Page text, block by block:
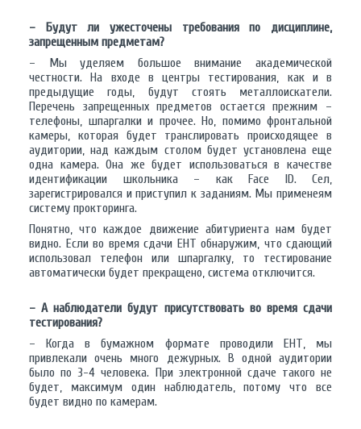
– Будут ли ужесточены требования по дисциплине,
запрещенным предметам?
– Мы уделяем большое внимание академической
честности. На входе в центры тестирования, как и в
предыдущие годы, будут стоять металлоискатели.
Перечень запрещенных предметов остается прежним –
телефоны, шпаргалки и прочее. Но, помимо фронтальной
камеры, которая будет транслировать происходящее в
аудитории, над каждым столом будет установлена еще
одна камера. Она же будет использоваться в качестве
идентификации школьника – как Face ID. Сел,
зарегистрировался и приступил к заданиям. Мы применеям
систему прокторинга.
Понятно, что каждое движение абитуриента нам будет
видно. Если во время сдачи ЕНТ обнаружим, что сдающий
использовал телефон или шпаргалку, то тестирование
автоматически будет прекращено, система отключится.
– А наблюдатели будут присутствовать во время сдачи
тестирования?
– Когда в бумажном формате проводили ЕНТ, мы
привлекали очень много дежурных. В одной аудитории
было по 3-4 человека. При электронной сдаче такого не
будет, максимум один наблюдатель, потому что все
будет видно по камерам.